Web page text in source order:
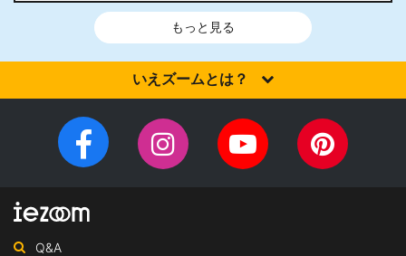
もっと見る
いえズームとは？
住宅会社を選びませんか？iezoom（いえズーム）は（株）北海道
住宅新聞社が、日頃の住宅業界への取材を元に、優れたハウスメ
ーカー・工務店を紹介するサイトです。
Facebook
ー
ジ
InstagramYouTube
チ
Q&A